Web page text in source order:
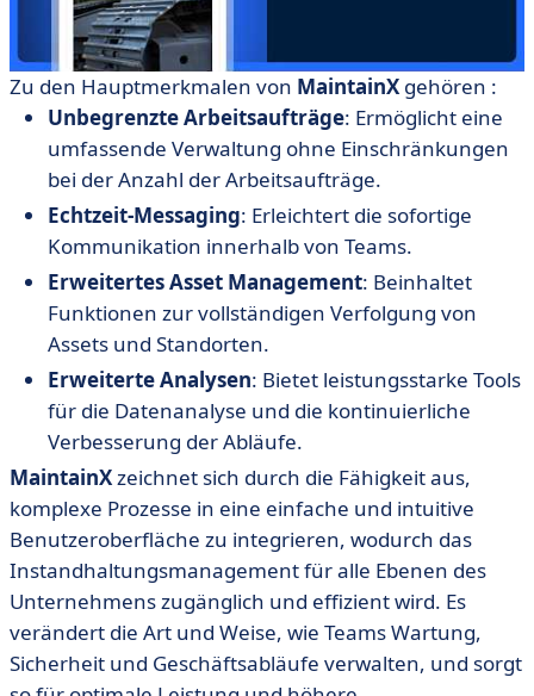
Zu den Hauptmerkmalen von MaintainX gehören :
Unbegrenzte Arbeitsaufträge: Ermöglicht eine
umfassende Verwaltung ohne Einschränkungen
bei der Anzahl der Arbeitsaufträge.
Echtzeit-Messaging: Erleichtert die sofortige
Kommunikation innerhalb von Teams.
Erweitertes Asset Management: Beinhaltet
Funktionen zur vollständigen Verfolgung von
Assets und Standorten.
Erweiterte Analysen: Bietet leistungsstarke Tools
für die Datenanalyse und die kontinuierliche
Verbesserung der Abläufe.
MaintainXzeichnet sich durch die Fähigkeit aus,
komplexe Prozesse in eine einfache und intuitive
Benutzeroberfläche zu integrieren, wodurch das
Instandhaltungsmanagement für alle Ebenen des
Unternehmens zugänglich und effizient wird. Es
verändert die Art und Weise, wie Teams Wartung,
Sicherheit und Geschäftsabläufe verwalten, und sorgt